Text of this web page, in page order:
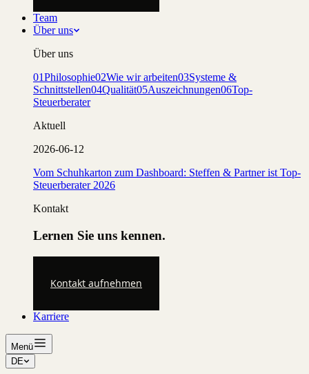
Team
Über uns
Über uns
01Philosophie02Wie wir arbeiten03Systeme &
Schnittstellen04Qualität05Auszeichnungen06Top-
Steuerberater
Aktuell
2026-06-12
Vom Schuhkarton zum Dashboard: Steffen & Partner ist Top-
Steuerberater 2026
Kontakt
Lernen Sie uns kennen.
Kontakt aufnehmen
Karriere
Menü
DE